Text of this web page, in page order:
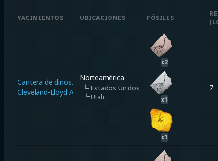
YACIMIENTOS UBICACIONES FÓSILES
(
Cantera de dinos.
Cleveland-Lloyd A
Norteamérica
┗ Estados Unidos
┗ Utah
x2
x1
x1
7